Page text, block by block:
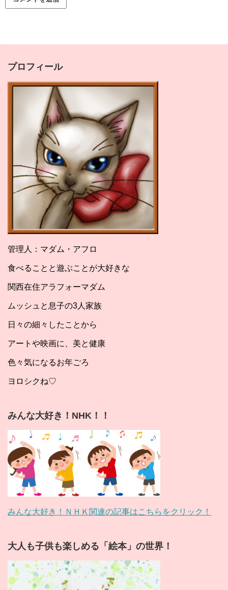
プロフィール
管理人：マダム・アフロ
食べることと遊ぶことが大好きな
関西在住アラフォーマダム
ムッシュと息子の3人家族
日々の細々したことから
アートや映画に、美と健康
色々気になるお年ごろ
ヨロシクね♡
みんな大好き！NHK！！
みんな大好き！ＮＨＫ関連の記事はこちらをクリック！
大人も子供も楽しめる「絵本」の世界！